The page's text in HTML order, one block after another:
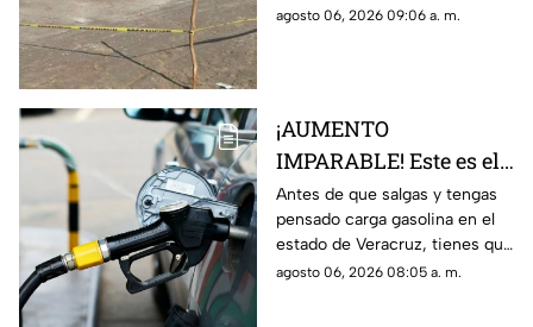
Cazones de Herrera, al norte
agosto 06, 2026 09:06 a. m.
¡AUMENTO
IMPARABLE! Este es el
precio de la gasolina en
Veracruz hoy 6 de
agosto 2026
Antes de que salgas y tengas
pensado carga gasolina en el
estado de Veracruz, tienes que
saber los precio hoy jueves 6
agosto 06, 2026 08:05 a. m.